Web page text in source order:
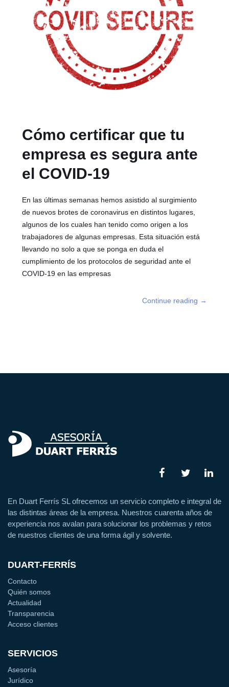
Cómo certificar que tu
empresa es segura ante
el COVID-19
En las últimas semanas hemos asistido al surgimiento
de nuevos brotes de coronavirus en distintos lugares,
algunos de los cuales han tenido como origen a los
trabajadores de algunas empresas. Esta situación está
llevando no solo a que se ponga en duda el
cumplimiento de los protocolos de seguridad ante el
COVID-19 en las empresas
Continue reading →
En Duart Ferrís SL ofrecemos un servicio completo e integral de
las distintas áreas de la empresa. Nuestros cuarenta años de
experiencia nos avalan para solucionar los problemas y retos
de nuestros clientes de una forma ágil y solvente.
DUART-FERRÍS
Contacto
Quién somos
Actualidad
Transparencia
Acceso clientes
SERVICIOS
Asesoría
Jurídico